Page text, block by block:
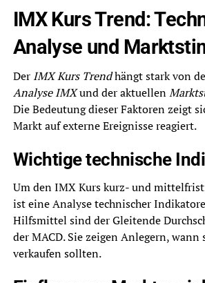
IMX Kurs Trend:
Analyse und
Der IMX Kurs Trendhängt stark von
Analyse IMXund der aktuellen
Die Bedeutung dieser Faktoren zeigt
Markt auf externe Ereignisse reagiert.
Wichtige technische
Um den IMX Kurs kurz- und
ist eine Analyse technischer
Hilfsmittel sind der Gleitende
der MACD. Sie zeigen Anlegern, wann
verkaufen sollten.